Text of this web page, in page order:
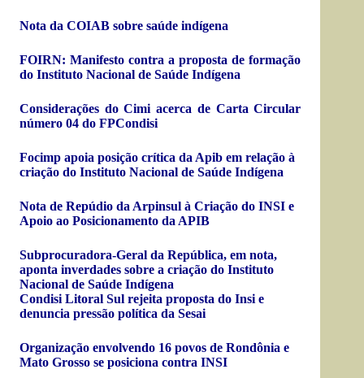
Nota da COIAB sobre saúde indígena
FOIRN: Manifesto contra a proposta de formação
do Instituto Nacional de Saúde Indígena
Considerações do Cimi acerca de Carta Circular
número 04 do FPCondisi
Focimp apoia posição crítica da Apib em relação à
criação do Instituto Nacional de Saúde Indígena
Nota de Repúdio da Arpinsul à Criação do INSI e
Apoio ao Posicionamento da APIB
Subprocuradora-Geral da República, em nota,
aponta inverdades sobre a criação do Instituto
Nacional de Saúde Indígena
Condisi Litoral Sul rejeita proposta do Insi e
denuncia pressão política da Sesai
Organização envolvendo 16 povos de Rondônia e
Mato Grosso se posiciona contra INSI